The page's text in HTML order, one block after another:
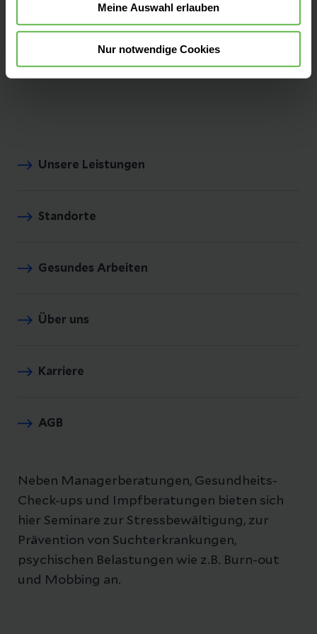
Meine Auswahl erlauben
Nur notwendige Cookies
Erfahrene und interdisziplinäre Teams bieten
umfassende Beratung aus einer Hand und
praxisgerechte Betreuung - mit der Helios
Arbeitsmedizin.
Unsere Leistungen
Standorte
Gesundes Arbeiten
Über uns
Karriere
AGB
Neben Managerberatungen, Gesundheits-
Check-ups und Impfberatungen bieten sich
hier Seminare zur Stressbewältigung, zur
Prävention von Suchterkrankungen,
psychischen Belastungen wie z.B. Burn-out
und Mobbing an.